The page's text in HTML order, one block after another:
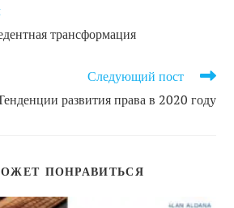
трансформация
Следующий пост
развития права в 2020 году
ПОНРАВИТЬСЯ